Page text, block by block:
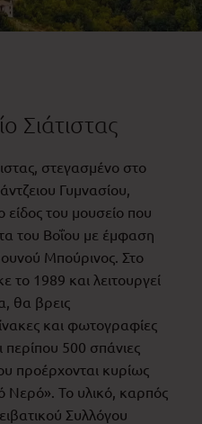
Σιάτιστας
στεγασμένο στο
Γυμνασίου,
είδος του μουσείο που
του Βοΐου με έμφαση
Μπούρινος. Στο
το 1989 και λειτουργεί
θα βρεις
και φωτογραφίες
500 σπάνιες
προέρχονται κυρίως
Νερό». Το υλικό, καρπός
Συλλόγου